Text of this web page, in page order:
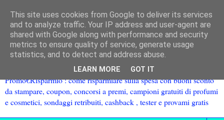
Promo€Risparmio : come risparmiare sulla spesa con buoni sconto
da stampare, coupon, concorsi a premi, campioni gratuiti di profumi
e cosmetici, sondaggi retribuiti, cashback , tester e provami gratis
This site uses cookies from Google to deliver its services
and to analyze traffic. Your IP address and user-agent are
shared with Google along with performance and security
metrics to ensure quality of service, generate usage
statistics, and to detect and address abuse.
LEARN MORE GOT IT